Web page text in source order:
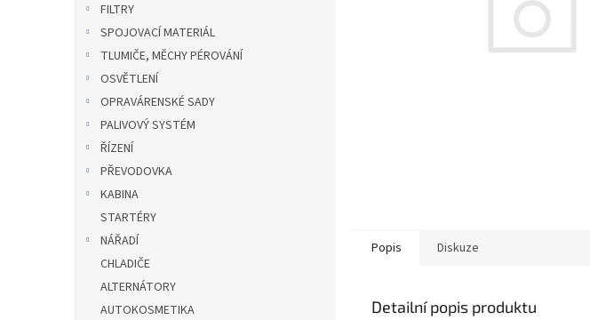
FILTRY
SPOJOVACÍ MATERIÁL
TLUMIČE, MĚCHY PÉROVÁNÍ
OSVĚTLENÍ
OPRAVÁRENSKÉ SADY
PALIVOVÝ SYSTÉM
ŘÍZENÍ
PŘEVODOVKA
KABINA
STARTÉRY
NÁŘADÍ
CHLADIČE
ALTERNÁTORY
AUTOKOSMETIKA
Popis Diskuze
Detailní popis produktu